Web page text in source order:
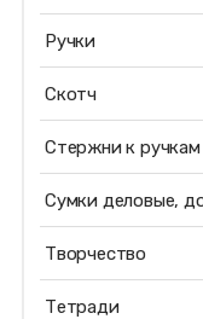
Ручки
Скотч
Стержни к ручкам
Сумки деловые,
Творчество
Тетради